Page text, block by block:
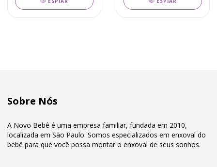
Sobre Nós
A Novo Bebê é uma empresa familiar, fundada em 2010,
localizada em São Paulo. Somos especializados em enxoval do
bebê para que você possa montar o enxoval de seus sonhos.